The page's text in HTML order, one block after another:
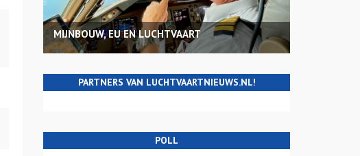
MIJNBOUW, EU EN LUCHTVAART
PARTNERS VAN LUCHTVAARTNIEUWS.NL!
POLL